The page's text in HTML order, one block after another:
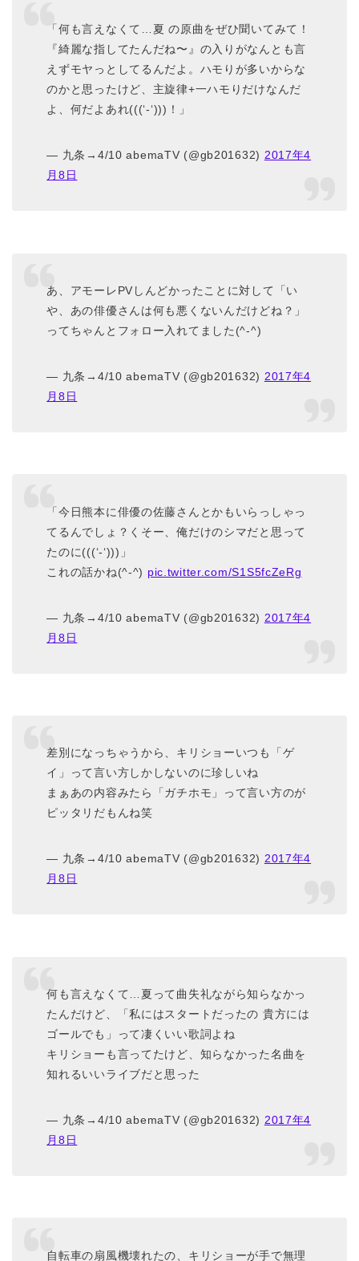
「何も言えなくて…夏 の原曲をぜひ聞いてみて！
『綺麗な指してたんだね〜』の入りがなんとも言
えずモヤっとしてるんだよ。ハモりが多いからな
のかと思ったけど、主旋律+一ハモりだけなんだ
よ、何だよあれ(((‘-‘)))！」
— 九条→4/10 abemaTV (@gb201632) 2017年4
月8日
あ、アモーレPVしんどかったことに対して「い
や、あの俳優さんは何も悪くないんだけどね？」
ってちゃんとフォロー入れてました(^-^)
— 九条→4/10 abemaTV (@gb201632) 2017年4
月8日
「今日熊本に俳優の佐藤さんとかもいらっしゃっ
てるんでしょ？くそー、俺だけのシマだと思って
たのに(((‘-‘)))」
これの話かね(^-^) pic.twitter.com/S1S5fcZeRg
— 九条→4/10 abemaTV (@gb201632) 2017年4
月8日
差別になっちゃうから、キリショーいつも「ゲ
イ」って言い方しかしないのに珍しいね
まぁあの内容みたら「ガチホモ」って言い方のが
ピッタリだもんね笑
— 九条→4/10 abemaTV (@gb201632) 2017年4
月8日
何も言えなくて…夏って曲失礼ながら知らなかっ
たんだけど、「私にはスタートだったの 貴方には
ゴールでも」って凄くいい歌詞よね
キリショーも言ってたけど、知らなかった名曲を
知れるいいライブだと思った
— 九条→4/10 abemaTV (@gb201632) 2017年4
月8日
自転車の扇風機壊れたの、キリショーが手で無理